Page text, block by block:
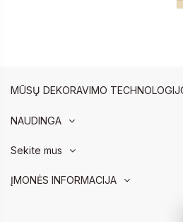
MŪSŲ DEKORAVIMO
NAUDINGA
Sekite mus
ĮMONĖS INFORMACIJA